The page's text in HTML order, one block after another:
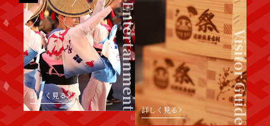
Entertainment
詳しく見る Visitor Guide
詳しく見る